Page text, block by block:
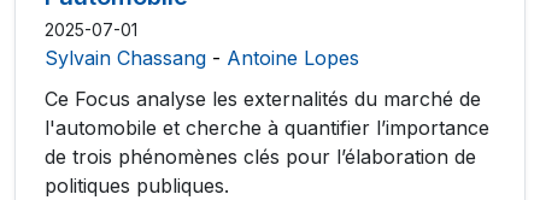
2025-07-01
Sylvain Chassang - Antoine Lopes
Ce Focus analyse les externalités du marché de
l'automobile et cherche à quantifier l’importance
de trois phénomènes clés pour l’élaboration de
politiques publiques.